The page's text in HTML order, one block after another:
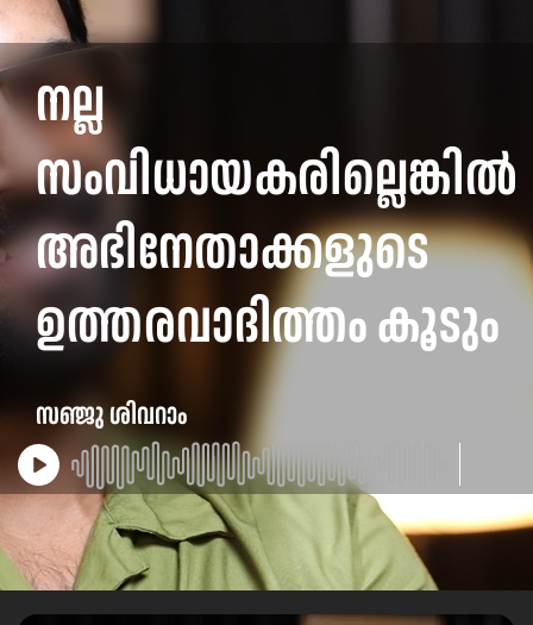
നല്ല
സംവിധായകരില്ലെങ്കിൽ
അഭിനേതാക്കളുടെ
ഉത്തരവാദിത്തം കൂടും
സഞ്ജു ശിവറാം